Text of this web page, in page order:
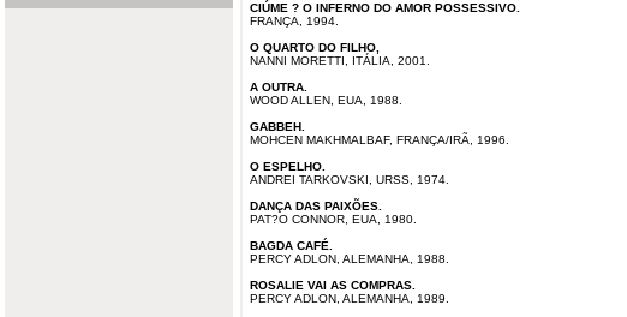
CIÚME ? O INFERNO DO AMOR POSSESSIVO.
FRANÇA, 1994.
O QUARTO DO FILHO,
NANNI MORETTI, ITÁLIA, 2001.
A OUTRA.
WOOD ALLEN, EUA, 1988.
GABBEH.
MOHCEN MAKHMALBAF, FRANÇA/IRÃ, 1996.
O ESPELHO.
ANDREI TARKOVSKI, URSS, 1974.
DANÇA DAS PAIXÕES.
PAT?O CONNOR, EUA, 1980.
BAGDA CAFÉ.
PERCY ADLON, ALEMANHA, 1988.
ROSALIE VAI AS COMPRAS.
PERCY ADLON, ALEMANHA, 1989.